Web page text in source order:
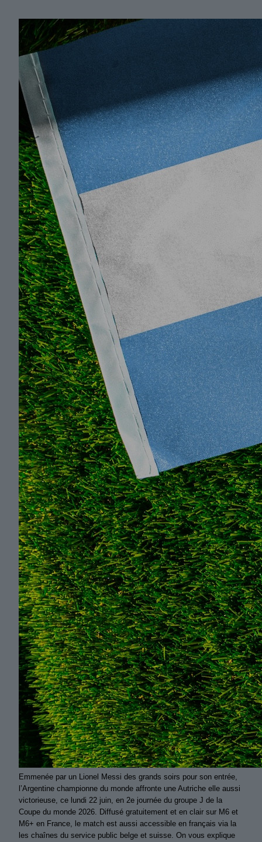
Emmenée par un Lionel Messi des grands soirs pour son entrée,
l’Argentine championne du monde affronte une Autriche elle aussi
victorieuse, ce lundi 22 juin, en 2e journée du groupe J de la
Coupe du monde 2026. Diffusé gratuitement et en clair sur M6 et
M6+ en France, le match est aussi accessible en français via la
les chaînes du service public belge et suisse. On vous explique